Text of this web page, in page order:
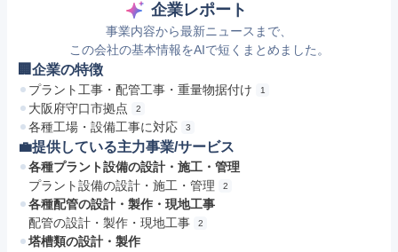
企業レポート
事業内容から最新ニュースまで、
この会社の基本情報をAIで短くまとめました。
🏢企業の特徴
プラント工事・配管工事・重量物据付け 1
大阪府守口市拠点 2
各種工場・設備工事に対応 3
💼提供している主力事業/サービス
各種プラント設備の設計・施工・管理
プラント設備の設計・施工・管理
2
各種配管の設計・製作・現地工事
配管の設計・製作・現地工事
2
塔槽類の設計・製作